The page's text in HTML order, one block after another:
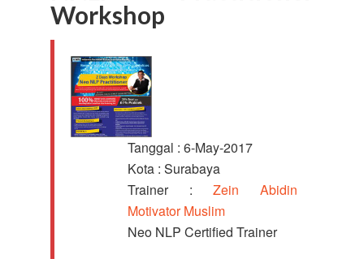
Workshop
Tanggal : 6-May-2017
Kota : Surabaya
Trainer :Zein Abidin
Motivator Muslim
Neo NLP Certified Trainer